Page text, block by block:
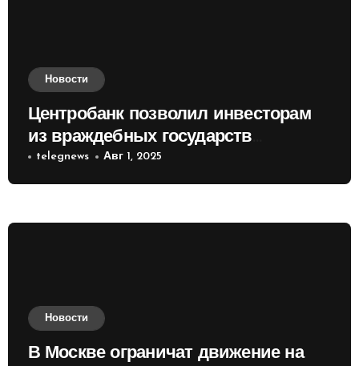
Новости
Центробанк позволил инвесторам
из враждебных государств
приобретать валюту
telegnews Авг 1, 2025
Новости
В Москве ограничат движение на